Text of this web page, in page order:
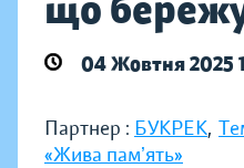
04 Жовтня 2025
Партнер : БУКРЕК,
«Жива памʼять»